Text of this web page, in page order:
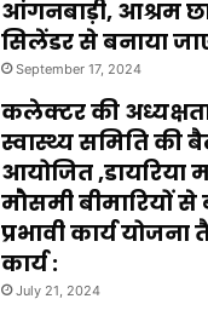
आंगनबाड़ी, आश्रम
सिलेंडर से बनाया
September 17, 2024
कलेक्टर की
स्वास्थ्य समिति की
आयोजित ,डायरिया
मौसमी बीमारियों
प्रभावी कार्य
कार्य :
July 21, 2024